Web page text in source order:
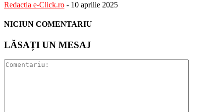
Redactia e-Click.ro - 10 aprilie 2025
NICIUN COMENTARIU
LĂSAȚI UN MESAJ